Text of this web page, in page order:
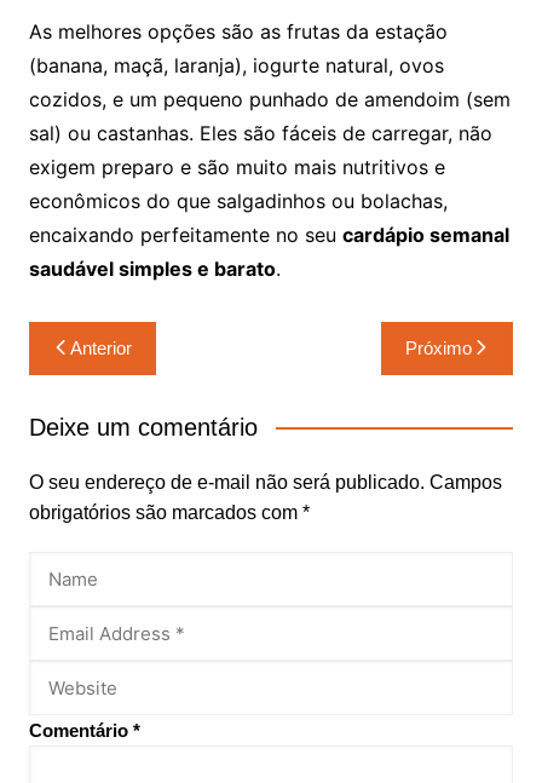
As melhores opções são as frutas da estação
(banana, maçã, laranja), iogurte natural, ovos
cozidos, e um pequeno punhado de amendoim (sem
sal) ou castanhas. Eles são fáceis de carregar, não
exigem preparo e são muito mais nutritivos e
econômicos do que salgadinhos ou bolachas,
encaixando perfeitamente no seu cardápio semanal
saudável simples e barato.
Navegação
de
Post
Anterior Próximo
Deixe um comentário
O seu endereço de e-mail não será publicado. Campos
obrigatórios são marcados com *
Comentário *